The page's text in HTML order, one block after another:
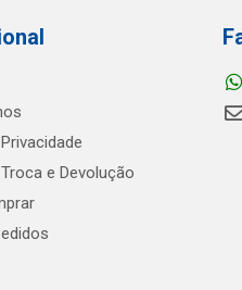
e Devolução